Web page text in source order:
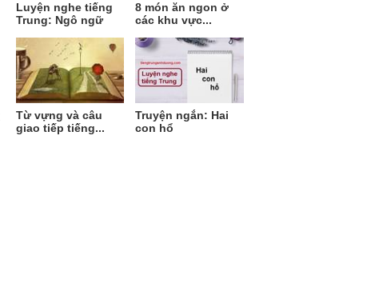
Luyện nghe tiếng
Trung: Ngô ngữ
8 món ăn ngon ở
các khu vực...
Từ vựng và câu
giao tiếp tiếng...
Truyện ngắn: Hai
con hổ